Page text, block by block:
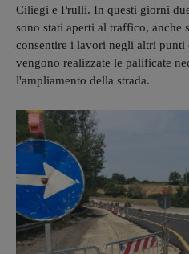
Ciliegi e Prulli. In questi giorni
sono stati aperti al traffico, anche
consentire i lavori negli altri punti
vengono realizzate le palificate
l'ampliamento della strada.